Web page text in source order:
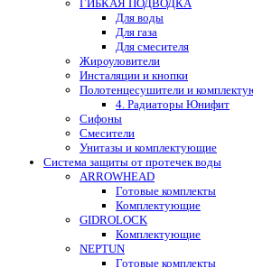
ГИБКАЯ ПОДВОДКА
Для воды
Для газа
Для смесителя
Жироуловители
Инсталяции и кнопки
Полотенцесушители и
4. Радиаторы Юнифит
Сифоны
Смесители
Унитазы и комплектующие
Система защиты от протечек воды
ARROWHEAD
Готовые комплекты
Комплектующие
GIDROLOCK
Комплектующие
NEPTUN
Готовые комплекты